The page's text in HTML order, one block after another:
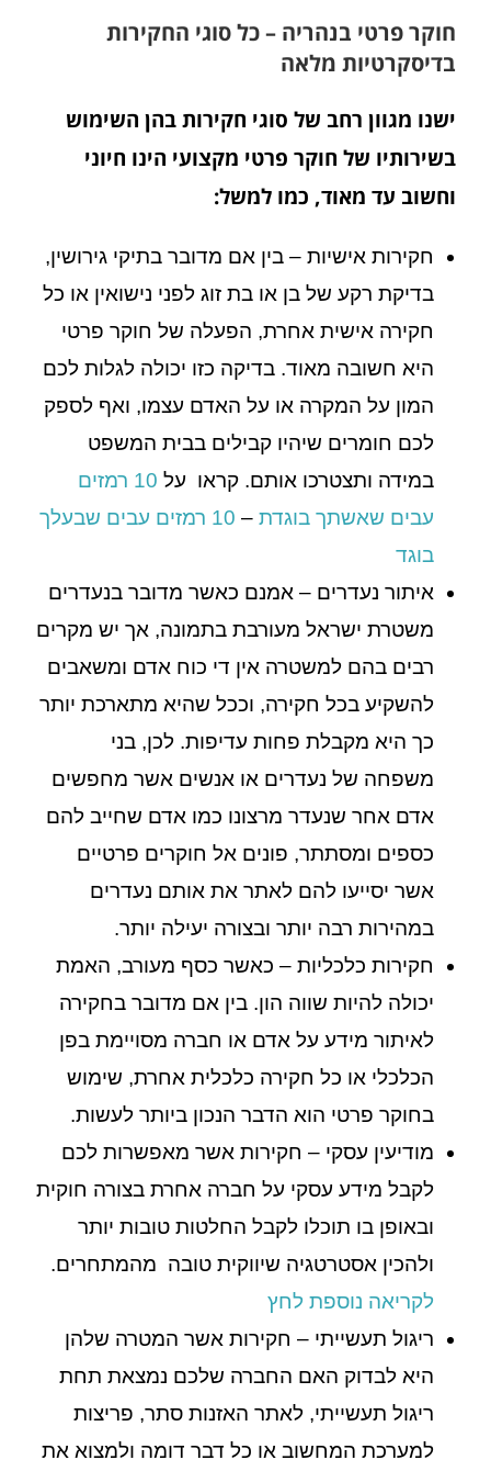
חוקר פרטי בנהריה – כל סוגי החקירות
בדיסקרטיות מלאה
ישנו מגוון רחב של סוגי חקירות בהן השימוש
בשירותיו של חוקר פרטי מקצועי הינו חיוני
וחשוב עד מאוד, כמו למשל:
חקירות אישיות – בין אם מדובר בתיקי גירושין,
בדיקת רקע של בן או בת זוג לפני נישואין או כל
חקירה אישית אחרת, הפעלה של חוקר פרטי
היא חשובה מאוד. בדיקה כזו יכולה לגלות לכם
המון על המקרה או על האדם עצמו, ואף לספק
לכם חומרים שיהיו קבילים בבית המשפט
במידה ותצטרכו אותם. קראו על
10 רמזים
עבים שאשתך בוגדת –
10 רמזים עבים שבעלך
בוגד
איתור נעדרים – אמנם כאשר מדובר בנעדרים
משטרת ישראל מעורבת בתמונה, אך יש מקרים
רבים בהם למשטרה אין די כוח אדם ומשאבים
להשקיע בכל חקירה, וככל שהיא מתארכת יותר
כך היא מקבלת פחות עדיפות. לכן, בני
משפחה של נעדרים או אנשים אשר מחפשים
אדם אחר שנעדר מרצונו כמו אדם שחייב להם
כספים ומסתתר, פונים אל חוקרים פרטיים
אשר יסייעו להם לאתר את אותם נעדרים
במהירות רבה יותר ובצורה יעילה יותר.
חקירות כלכליות – כאשר כסף מעורב, האמת
יכולה להיות שווה הון. בין אם מדובר בחקירה
לאיתור מידע על אדם או חברה מסויימת בפן
הכלכלי או כל חקירה כלכלית אחרת, שימוש
בחוקר פרטי הוא הדבר הנכון ביותר לעשות.
מודיעין עסקי – חקירות אשר מאפשרות לכם
לקבל מידע עסקי על חברה אחרת בצורה חוקית
ובאופן בו תוכלו לקבל החלטות טובות יותר
ולהכין אסטרטגיה שיווקית טובה מהמתחרים.
לקריאה נוספת לחץ
ריגול תעשייתי – חקירות אשר המטרה שלהן
היא לבדוק האם החברה שלכם נמצאת תחת
ריגול תעשייתי, לאתר האזנות סתר, פריצות
למערכת המחשוב או כל דבר דומה ולמצוא את